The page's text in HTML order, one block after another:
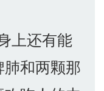
上还有能
和两颗那